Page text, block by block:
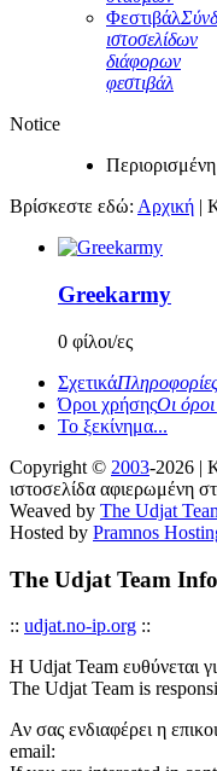
Φεστιβάλ
ιστοσελίδων
διάφορων
φεστιβάλ
Notice
Βρίσκεστε εδώ: Αρχική |
Greekarmy
0 φίλοι/ες
ΣχετικάΠληροφορίες
Όροι χρήσηςΟι όροι
Το ξεκίνημα...
Copyright © 2003-2026 |
ιστοσελίδα αφιερωμένη
Weaved by The Udjat
Hosted by Pramnos
The Udjat Team Info
:: udjat.no-ip.org ::
Η Udjat Team ευθύνεται
The Udjat Team is
Αν σας ενδιαφέρει η
email: